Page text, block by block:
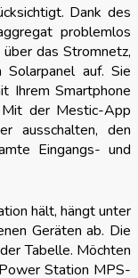
Dank des
problemlos
das Stromnetz,
auf. Sie
Ihrem Smartphone
der Mestic-App
ausschalten, den
Eingangs- und
hält, hängt unter
Geräten ab. Die
Tabelle. Möchten
Station MPS-